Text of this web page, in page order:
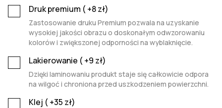
Druk premium ( +8zł)
Zastosowanie druku Premium pozwala na uzyskanie
wysokiej jakości obrazu o doskonałym odwzorowaniu
kolorów i zwiększonej odporności na wyblaknięcie.
Lakierowanie ( +9 zł)
Dzięki laminowaniu produkt staje się całkowicie odpora
na wilgoć i chroniona przed uszkodzeniem powierzchni.
Klej ( +35 zł)